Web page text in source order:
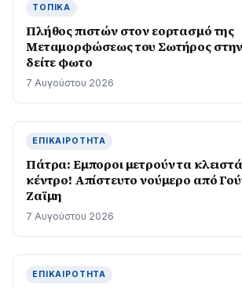
ΤΟΠΙΚΆ
Πλήθος πιστών στον εορτασμό της
Μεταμορφώσεως του Σωτήρος
δείτε φωτο
7 Αυγούστου 2026
ΕΠΙΚΑΙΡΌΤΗΤΑ
Πάτρα: Εμποροι μετρούν τα
κέντρο! Απίστευτο νούμερο από
Ζαϊμη
7 Αυγούστου 2026
ΕΠΙΚΑΙΡΌΤΗΤΑ